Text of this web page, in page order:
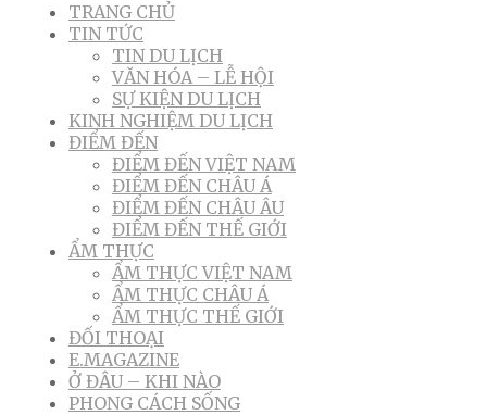
TRANG CHỦ
TIN TỨC
TIN DU LỊCH
VĂN HÓA – LỄ HỘI
SỰ KIỆN DU LỊCH
KINH NGHIỆM DU LỊCH
ĐIỂM ĐẾN
ĐIỂM ĐẾN VIỆT NAM
ĐIỂM ĐẾN CHÂU Á
ĐIỂM ĐẾN CHÂU ÂU
ĐIỂM ĐẾN THẾ GIỚI
ẨM THỰC
ẨM THỰC VIỆT NAM
ẨM THỰC CHÂU Á
ẨM THỰC THẾ GIỚI
ĐỐI THOẠI
E.MAGAZINE
Ở ĐÂU – KHI NÀO
PHONG CÁCH SỐNG